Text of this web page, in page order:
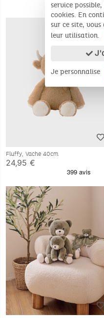
Fluffy, Vache 40cm
24,95 €
service
cookies. En
sur ce site,
leur utilisation.
Je personnalise